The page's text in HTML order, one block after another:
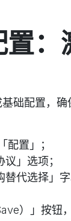
：
础配置，确
配置」；
」选项；
代选择」
）」按钮